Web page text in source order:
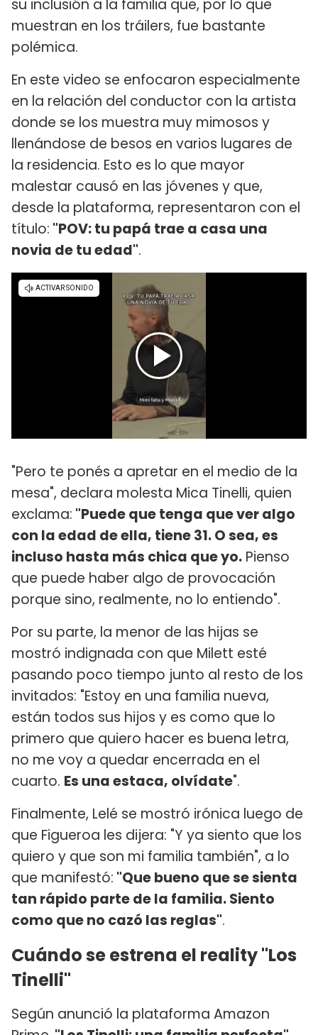
su inclusión a la familia que, por lo que
muestran en los tráilers, fue bastante
polémica.
En este video se enfocaron especialmente
en la relación del conductor con la artista
donde se los muestra muy mimosos y
llenándose de besos en varios lugares de
la residencia. Esto es lo que mayor
malestar causó en las jóvenes y que,
desde la plataforma, representaron con el
título: "POV: tu papá trae a casa una
novia de tu edad".
"Pero te ponés a apretar en el medio de la
mesa", declara molesta Mica Tinelli, quien
exclama: "Puede que tenga que ver algo
con la edad de ella, tiene 31. O sea, es
incluso hasta más chica que yo. Pienso
que puede haber algo de provocación
porque sino, realmente, no lo entiendo".
Por su parte, la menor de las hijas se
mostró indignada con que Milett esté
pasando poco tiempo junto al resto de los
invitados: "Estoy en una familia nueva,
están todos sus hijos y es como que lo
primero que quiero hacer es buena letra,
no me voy a quedar encerrada en el
cuarto. Es una estaca, olvídate".
Finalmente, Lelé se mostró irónica luego de
que Figueroa les dijera: "Y ya siento que los
quiero y que son mi familia también", a lo
que manifestó: "Que bueno que se sienta
tan rápido parte de la familia. Siento
como que no cazó las reglas".
Cuándo se estrena el reality "Los
Tinelli"
Según anunció la plataforma Amazon